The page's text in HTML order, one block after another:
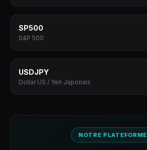
SP500
S&P 500
USDJPY
Dollar US / Yen Japonais
NOTRE PLATEFORME